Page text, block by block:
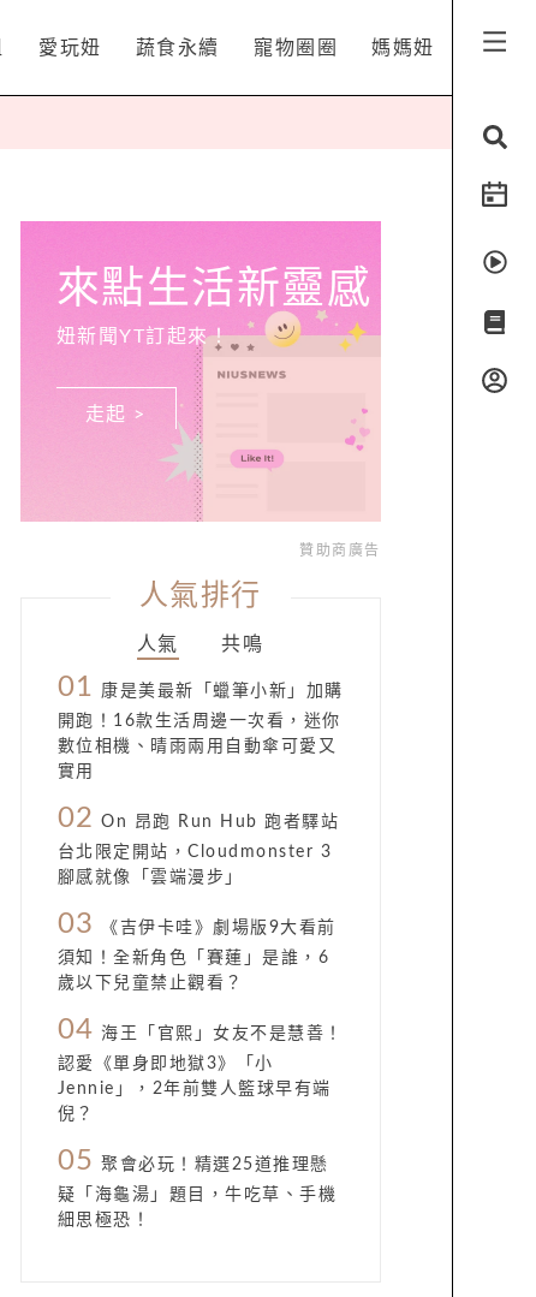
愛玩妞 蔬食永續 寵物圈圈 媽媽妞
來點生活新靈感
妞新聞YT訂起來！
走起 >
贊助商廣告
人氣排行
人氣 共鳴
01
康是美最新「蠟筆小新」加購
開跑！16款生活周邊一次看，迷你
數位相機、晴雨兩用自動傘可愛又
實用
02 On 昂跑 Run Hub 跑者驛站
台北限定開站，Cloudmonster 3
腳感就像「雲端漫步」
03
《吉伊卡哇》劇場版9大看前
須知！全新角色「賽蓮」是誰，6
歲以下兒童禁止觀看？
04 海王「官熙」女友不是慧善！
認愛《單身即地獄3》「小
Jennie」，2年前雙人籃球早有端
倪？
05 聚會必玩！精選25道推理懸
疑「海龜湯」題目，牛吃草、手機
細思極恐！